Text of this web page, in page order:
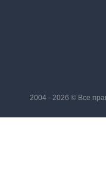
2004 - 2026 © Все